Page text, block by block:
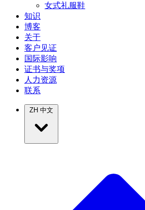
女式礼服鞋
知识
博客
关于
客户见证
国际影响
证书与奖项
人力资源
联系
ZH 中文